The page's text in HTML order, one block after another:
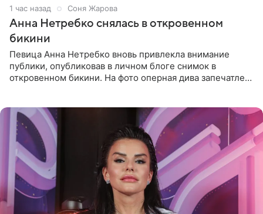
1 час назад Соня Жарова
Анна Нетребко снялась в откровенном
бикини
Певица Анна Нетребко вновь привлекла внимание
публики, опубликовав в личном блоге снимок в
откровенном бикини. На фото оперная дива запечатлена